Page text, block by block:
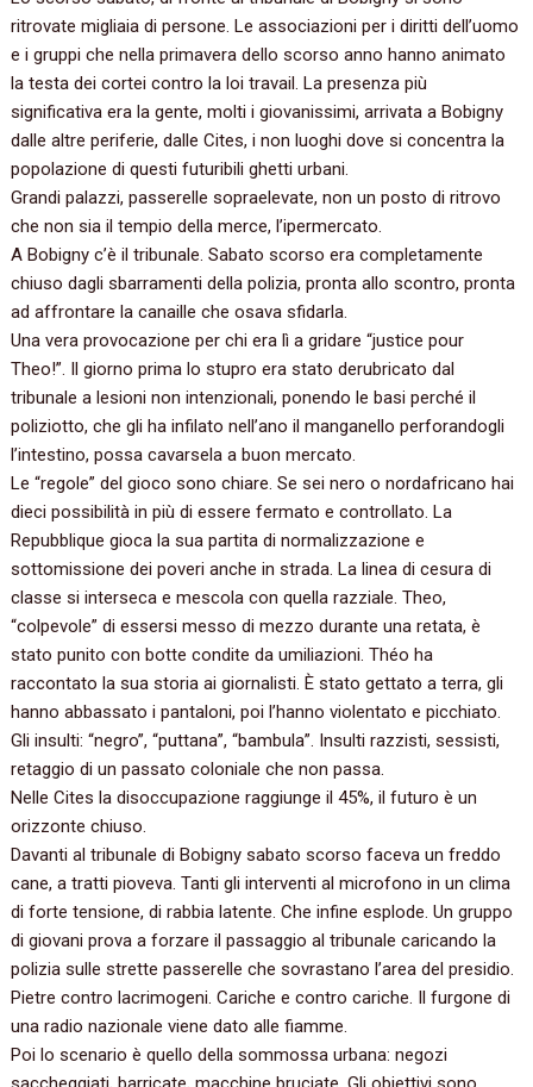
ritrovate migliaia di persone.‭ ‬Le associazioni per i diritti dell’uomo
e i gruppi che nella primavera dello scorso anno hanno animato
la testa dei cortei contro la loi travail.‭ ‬La presenza più
significativa era la gente,‭ ‬molti i giovanissimi,‭ ‬arrivata a Bobigny
dalle altre periferie,‭ ‬dalle Cites,‭ ‬i non luoghi dove si concentra la
popolazione di questi futuribili ghetti urbani.‭
‬Grandi palazzi,‭ ‬passerelle sopraelevate,‭ ‬non un posto di ritrovo
che non sia il tempio della merce,‭ ‬l’ipermercato.‭
‬A Bobigny c’è il tribunale.‭ ‬Sabato scorso era completamente
chiuso dagli sbarramenti della polizia,‭ ‬pronta allo scontro,‭ ‬pronta
ad affrontare la canaille che osava sfidarla.‭
‬Una vera provocazione per chi era lì a gridare‭ “‬justice pour
Theo‭!”‬.‭ ‬Il giorno prima lo stupro era stato derubricato dal
tribunale a lesioni non intenzionali,‭ ‬ponendo le basi perché il
poliziotto,‭ ‬che gli ha infilato nell’ano il manganello perforandogli
l’intestino,‭ ‬possa cavarsela a buon mercato.
Le‭ “‬regole‭” ‬del gioco sono chiare.‭ ‬Se sei nero o nordafricano hai
dieci possibilità in più di essere fermato e controllato.‭ ‬La
Repubblique gioca la sua partita di normalizzazione e
sottomissione dei poveri anche in strada.‭ ‬La linea di cesura di
classe si interseca e mescola con quella razziale.‭ ‬Theo,‭
“‬colpevole‭” ‬di essersi messo di mezzo durante una retata,‭ ‬è
stato punito con botte condite da umiliazioni.‭ ‬Théo ha
raccontato la sua storia ai giornalisti.‭ ‬È stato gettato a terra,‭ ‬gli
hanno abbassato i pantaloni,‭ ‬poi l’hanno violentato e picchiato.‭
‬Gli insulti:‭ “‬negro‭”‬,‭ “‬puttana‭”‬,‭ “‬bambula‭”‬.‭ ‬Insulti razzisti,‭ ‬sessisti,‭
‬retaggio di un passato coloniale che non passa.‭
‬Nelle Cites la disoccupazione raggiunge il‭ ‬45%,‭ ‬il futuro è un
orizzonte chiuso.
Davanti al tribunale di Bobigny sabato scorso faceva un freddo
cane,‭ ‬a tratti pioveva.‭ ‬Tanti gli interventi al microfono in un clima
di forte tensione,‭ ‬di rabbia latente.‭ ‬Che infine esplode.‭ ‬Un gruppo
di giovani prova a forzare il passaggio al tribunale caricando la
polizia sulle strette passerelle che sovrastano l’area del presidio.‭
‬Pietre contro lacrimogeni.‭ ‬Cariche e contro cariche.‭ ‬Il furgone di
una radio nazionale viene dato alle fiamme.‭
‬Poi lo scenario è quello della sommossa urbana:‭ ‬negozi